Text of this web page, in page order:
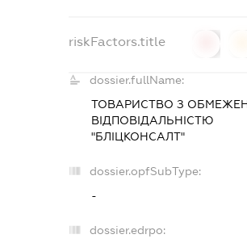
riskFactors.title
dossier.fullName:
ТОВАРИСТВО З
ВІДПОВІДАЛЬНІСТЮ
"БЛІЦКОНСАЛТ"
dossier.opfSubType:
-
dossier.edrpo: